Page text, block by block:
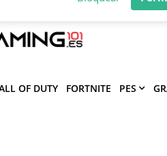
de los mejores artículos.
OF DUTY FORTNITE PES